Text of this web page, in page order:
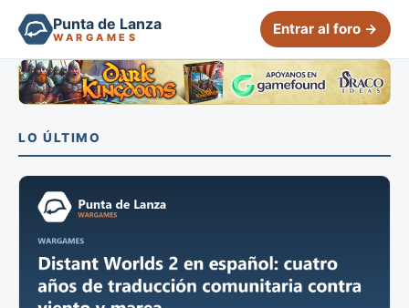
Punta de Lanza
WARGAMES Entrar al foro →
LO ÚLTIMO